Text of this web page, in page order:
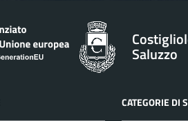
Saluzzo
CATEGORIE DI